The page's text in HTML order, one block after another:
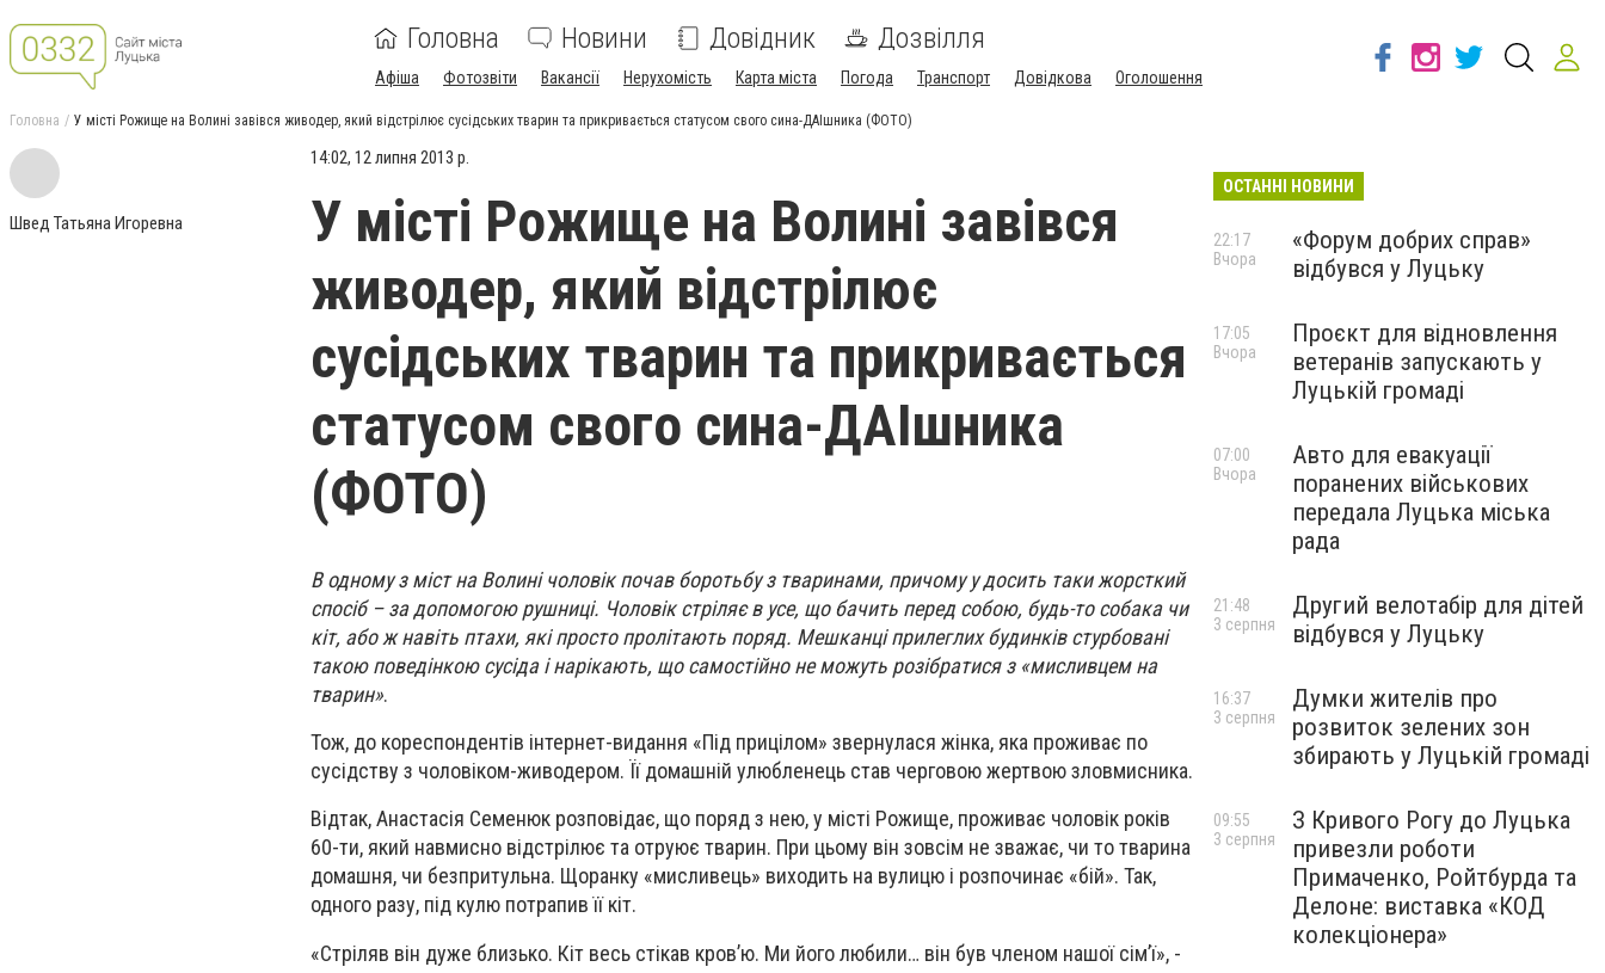
Головна Новини Довідник Дозвілля
Афіша Фотозвіти Вакансії Нерухомість Карта міста Погода Транспорт Довідкова Оголошення
Головна У місті Рожище на Волині завівся живодер, який відстрілює сусідських тварин та прикривається статусом свого сина-ДАІшника (ФОТО)
Швед Татьяна Игоревна
14:02, 12 липня 2013 р.
У місті Рожище на Волині завівся
живодер, який відстрілює
сусідських тварин та прикривається
статусом свого сина-ДАІшника
(ФОТО)
В одному з міст на Волині чоловік почав боротьбу з тваринами, причому у досить таки жорсткий
спосіб – за допомогою рушниці. Чоловік стріляє в усе, що бачить перед собою, будь-то собака чи
кіт, або ж навіть птахи, які просто пролітають поряд. Мешканці прилеглих будинків стурбовані
такою поведінкою сусіда і нарікають, що самостійно не можуть розібратися з «мисливцем на
тварин».
Тож, до кореспондентів інтернет-видання «Під прицілом» звернулася жінка, яка проживає по
сусідству з чоловіком-живодером. Її домашній улюбленець став черговою жертвою зловмисника.
Відтак, Анастасія Семенюк розповідає, що поряд з нею, у місті Рожище, проживає чоловік років
60-ти, який навмисно відстрілює та отруює тварин. При цьому він зовсім не зважає, чи то тварина
домашня, чи безпритульна. Щоранку «мисливець» виходить на вулицю і розпочинає «бій». Так,
одного разу, під кулю потрапив її кіт.
«Стріляв він дуже близько. Кіт весь стікав кров’ю. Ми його любили… він був членом нашої сім’ї», -
ОСТАННІ НОВИНИ
«Форум добрих справ»
відбувся у Луцьку
22:17
Вчора
Проєкт для відновлення
ветеранів запускають у
Луцькій громаді
17:05
Вчора
Авто для евакуації
поранених військових
передала Луцька міська
рада
07:00
Вчора
Другий велотабір для дітей
відбувся у Луцьку
21:48
3 серпня
Думки жителів про
розвиток зелених зон
збирають у Луцькій громаді
16:37
3 серпня
З Кривого Рогу до Луцька
привезли роботи
Примаченко, Ройтбурда та
Делоне: виставка «КОД
колекціонера»
09:55
3 серпня